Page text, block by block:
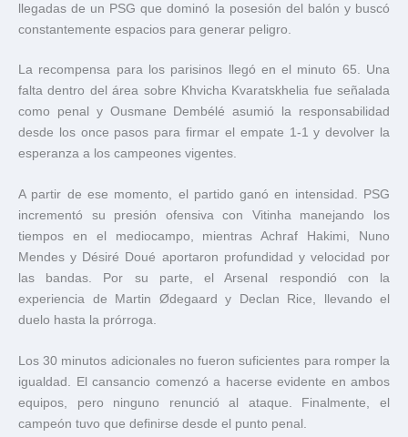
llegadas de un PSG que dominó la posesión del balón y buscó
constantemente espacios para generar peligro.
La recompensa para los parisinos llegó en el minuto 65. Una
falta dentro del área sobre Khvicha Kvaratskhelia fue señalada
como penal y Ousmane Dembélé asumió la responsabilidad
desde los once pasos para firmar el empate 1-1 y devolver la
esperanza a los campeones vigentes.
A partir de ese momento, el partido ganó en intensidad. PSG
incrementó su presión ofensiva con Vitinha manejando los
tiempos en el mediocampo, mientras Achraf Hakimi, Nuno
Mendes y Désiré Doué aportaron profundidad y velocidad por
las bandas. Por su parte, el Arsenal respondió con la
experiencia de Martin Ødegaard y Declan Rice, llevando el
duelo hasta la prórroga.
Los 30 minutos adicionales no fueron suficientes para romper la
igualdad. El cansancio comenzó a hacerse evidente en ambos
equipos, pero ninguno renunció al ataque. Finalmente, el
campeón tuvo que definirse desde el punto penal.